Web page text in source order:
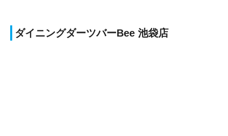
ダイニングダーツバーBee 池袋店